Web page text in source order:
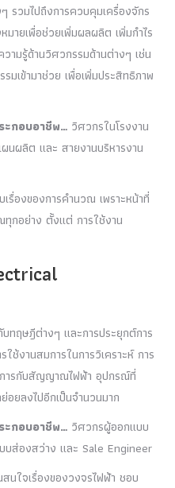
รวมไปถึงการควบคุมเครื่องจักร
ายเพื่อช่วยเพิ่มผลผลิต เพิ่มกำไร
ามรู้ด้านวิศวกรรมด้านต่างๆ เช่น
มเข้ามาช่วย เพื่อเพิ่มประสิทธิภาพ
กอบอาชีพ… วิศวกรในโรงงาน
นผลิต และ สายงานบริหารงาน
เรื่องของการคำนวณ เพราะหน้าที่
กอย่าง ตั้งแต่ การใช้งาน
ทฤษฎีต่างๆ และการประยุกต์การ
ช้งานสมการในการวิเคราะห์ การ
ารกับสัญญาณไฟฟ้า อุปกรณ์ที่
อยลงไปอีกเป็นจำนวนมาก
กอบอาชีพ… วิศวกรผู้ออกแบบ
ส่องสว่าง และ Sale Engineer
นใจเรื่องของวงจรไฟฟ้า ชอบ